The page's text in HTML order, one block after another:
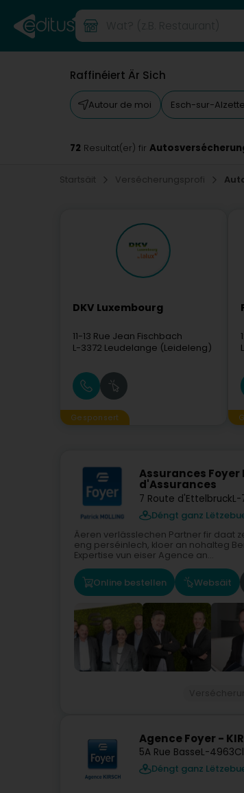
Raffinéiert Är Sich
Autour de moi Esch-sur-Alzette
72 Resultat(er) fir
Startsäit Versécherungsprofi
DKV Luxembourg
11-13 Rue Jean Fischbach
L-3372 Leudelange (Leideleng)
Gesponsert
Assurances
d'Assurances
7 Route d'EttelbruckL-
Déngt ganz
Äeren verlässlechen Partner fir daat
eng perséinlech, kloer an nohalteg
Expertise vun eiser Agence an...
Online bestellen Websäit
Agence Foyer -
5A Rue BasseL-4963
Déngt ganz